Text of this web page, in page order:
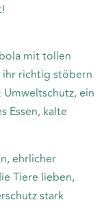
mit tollen
ihr richtig stöbern
ein
Essen, kalte
ehrlicher
Tiere lieben,
stark